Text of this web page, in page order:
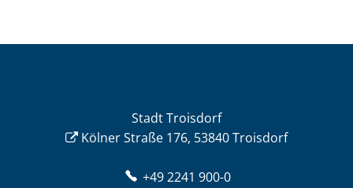
Stadt Troisdorf
Kölner Straße 176, 53840 Troisdorf
+49 2241 900-0